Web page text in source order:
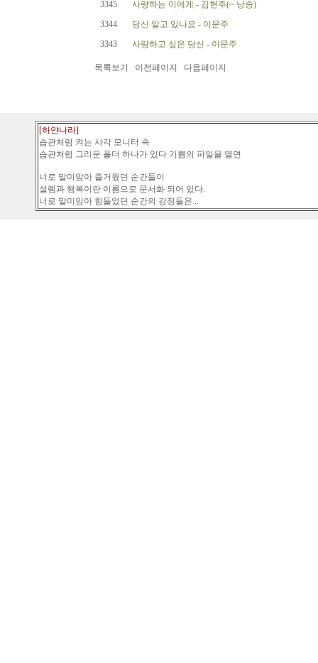
3345
사랑하는 이에게 - 김현주(~ 낭송)
3344
당신 알고 있나요 - 이문주
3343
사랑하고 싶은 당신 - 이문주
목록보기 이전페이지 다음페이지
[하얀나라]
습관처럼 켜는 사각 모니터 속
습관처럼 그리운 폴더 하나가 있다 기쁨의 파일을 열면
너로 말미암아 즐거웠던 순간들이
설렘과 행복이란 이름으로 문서화 되어 있다.
너로 말미암아 힘들었던 순간의 감정들은...